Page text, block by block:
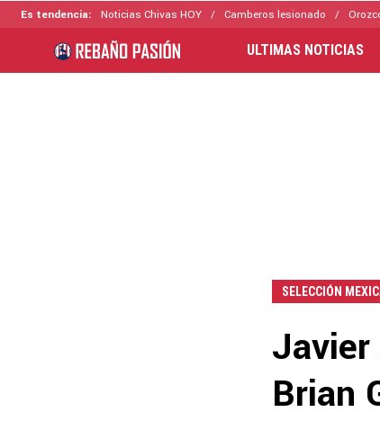
Es tendencia: Noticias Chivas HOY Camberos lesionado
ULTIMAS NOTICIAS
SELECCIÓN
Brian